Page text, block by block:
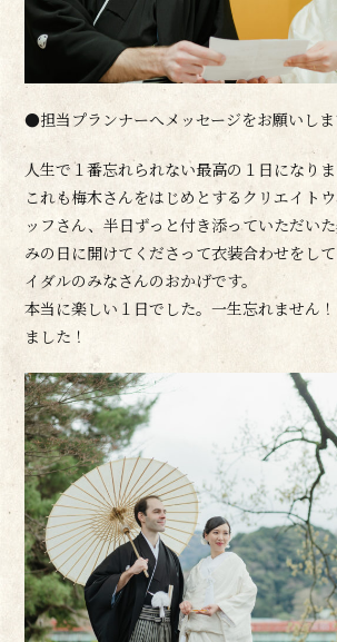
●担当プランナーへメッセージをお願いしま
人生で１番忘れられない最高の１日になりま
これも梅木さんをはじめとするクリエイト
ッフさん、半日ずっと付き添っていただい
みの日に開けてくださって衣装合わせをし
イダルのみなさんのおかげです。
本当に楽しい１日でした。一生忘れません
ました！